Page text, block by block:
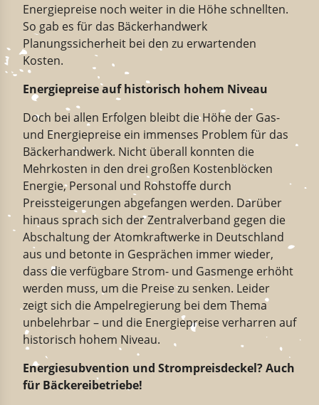
Energiepreise noch weiter in die Höhe schnellten.
So gab es für das Bäckerhandwerk
Planungssicherheit bei den zu erwartenden
Kosten.
Energiepreise auf historisch hohem Niveau
Doch bei allen Erfolgen bleibt die Höhe der Gas-
und Energiepreise ein immenses Problem für das
Bäckerhandwerk. Nicht überall konnten die
Mehrkosten in den drei großen Kostenblöcken
Energie, Personal und Rohstoffe durch
Preissteigerungen abgefangen werden. Darüber
hinaus sprach sich der Zentralverband gegen die
Abschaltung der Atomkraftwerke in Deutschland
aus und betonte in Gesprächen immer wieder,
dass die verfügbare Strom- und Gasmenge erhöht
werden muss, um die Preise zu senken. Leider
zeigt sich die Ampelregierung bei dem Thema
unbelehrbar – und die Energiepreise verharren auf
historisch hohem Niveau.
Energiesubvention und Strompreisdeckel? Auch
für Bäckereibetriebe!